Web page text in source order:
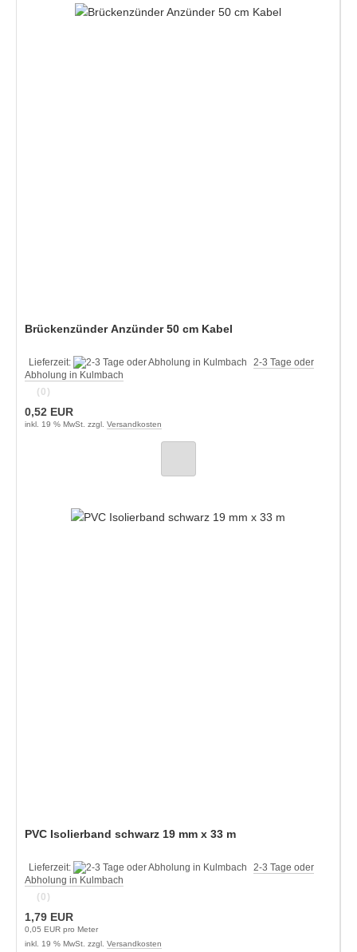
Brückenzünder Anzünder 50 cm Kabel
Lieferzeit:
2-3 Tage oder
Abholung in Kulmbach
(0)
0,52 EUR
inkl. 19 % MwSt. zzgl. Versandkosten
PVC Isolierband schwarz 19 mm x 33 m
Lieferzeit:
2-3 Tage oder
Abholung in Kulmbach
(0)
1,79 EUR
0,05 EUR pro Meter
inkl. 19 % MwSt. zzgl. Versandkosten